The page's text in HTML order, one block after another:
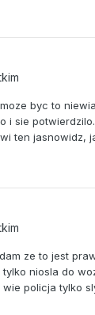
byc to
sie
ten jasnowidz,
ze to jest
niosla do
policja tylko